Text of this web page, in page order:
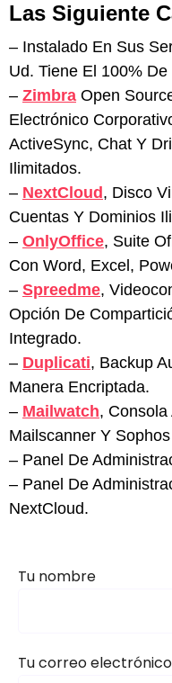
Las Siguiente
– Instalado En Sus
Ud. Tiene El 100%
– Zimbra Open
Electrónico
ActiveSync, Chat Y
Ilimitados.
– NextCloud , Disco
Cuentas Y Dominios
– OnlyOffice, Suite
Con Word, Excel,
– Spreedme,
Opción De
Integrado.
– Duplicati, Backup
Manera Encriptada.
– Mailwatch,
Mailscanner Y
– Panel De
– Panel De
NextCloud.
Tu nombre
Tu correo electrónico